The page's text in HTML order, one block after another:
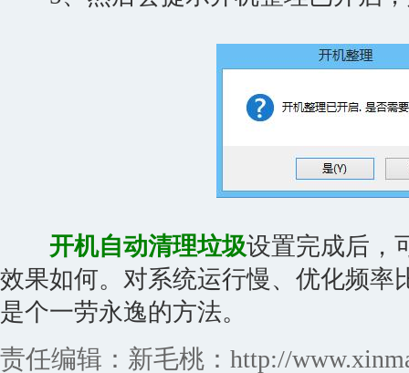
开机自动清理垃圾设置完成后，
效果如何。对系统运行慢、优化频率
是个一劳永逸的方法。
责任编辑：新毛桃：http://